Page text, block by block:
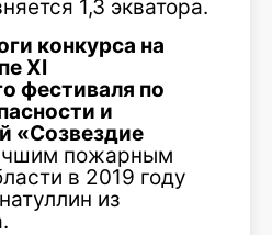
1,3 экватора.
конкурса на
XI
фестиваля по
и
«Созвездие
пожарным
в 2019 году
из